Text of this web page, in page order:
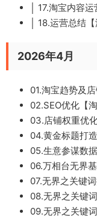
│ 17.淘宝内容
│ 18.运营总结
2026年4月
01.淘宝趋势及
02.SEO优化【
03.店铺权重优
04.黄金标题打
05.生意参谋数
06.万相台无界
07.无界之关键
08.无界之关键
09.无界之关键